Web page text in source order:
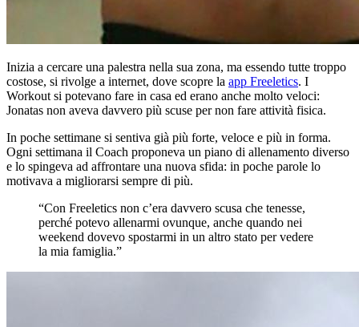
Inizia a cercare una palestra nella sua zona, ma essendo tutte troppo
costose, si rivolge a internet, dove scopre la app Freeletics. I
Workout si potevano fare in casa ed erano anche molto veloci:
Jonatas non aveva davvero più scuse per non fare attività fisica.
In poche settimane si sentiva già più forte, veloce e più in forma.
Ogni settimana il Coach proponeva un piano di allenamento diverso
e lo spingeva ad affrontare una nuova sfida: in poche parole lo
motivava a migliorarsi sempre di più.
“Con Freeletics non c’era davvero scusa che tenesse,
perché potevo allenarmi ovunque, anche quando nei
weekend dovevo spostarmi in un altro stato per vedere
la mia famiglia.”